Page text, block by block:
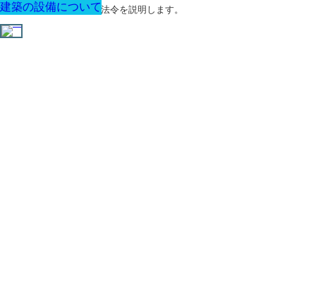
建築に関する用語と関連法令を説明します。
建築の設備について
建築の設備について
建築の設備について
建築の設備について
建築の設備について
建築の設備について
建築の設備について